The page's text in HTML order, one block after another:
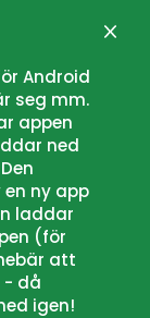
Android
seg mm.
appen
ned
ny app
laddar
(för
att
- då
igen!